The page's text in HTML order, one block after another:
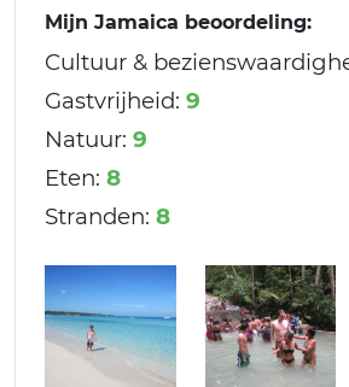
Mijn Jamaica beoordeling:
Cultuur &
Gastvrijheid: 9
Natuur: 9
Eten: 8
Stranden: 8